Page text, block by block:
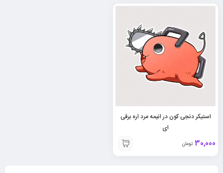
استیکر دنجی کون در انیمه مرد اره برقی
ای
30,000 تومان